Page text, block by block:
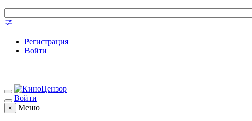
Регистрация
Войти
Войти
× Меню